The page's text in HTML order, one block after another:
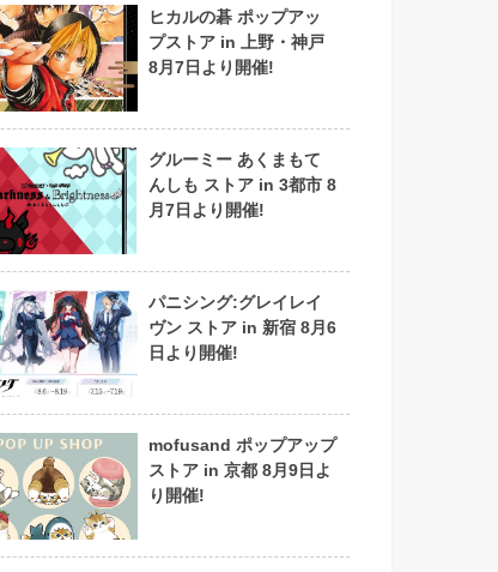
ヒカルの碁 ポップアッ
プストア in 上野・神戸
8月7日より開催!
グルーミー あくまもて
んしも ストア in 3都市 8
月7日より開催!
パニシング:グレイレイ
ヴン ストア in 新宿 8月6
日より開催!
mofusand ポップアップ
ストア in 京都 8月9日よ
り開催!